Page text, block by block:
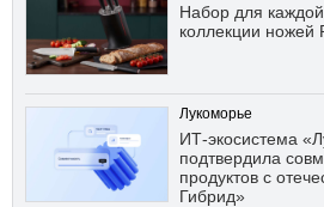
Набор для
коллекции ножей
Лукоморье
ИТ-экосистема
подтвердила
продуктов с
Гибрид»